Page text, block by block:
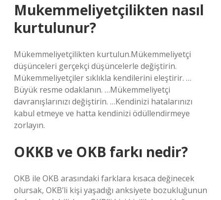
Mukemmeliyetçilikten nasıl
kurtulunur?
Mükemmeliyetçilikten kurtulun.Mükemmeliyetçi
düşünceleri gerçekçi düşüncelerle değiştirin.
Mükemmeliyetçiler sıklıkla kendilerini eleştirir. …
Büyük resme odaklanın. …Mükemmeliyetçi
davranışlarınızı değiştirin. …Kendinizi hatalarınızı
kabul etmeye ve hatta kendinizi ödüllendirmeye
zorlayın.
OKKB ve OKB farkı nedir?
OKB ile OKB arasındaki farklara kısaca değinecek
olursak, OKB’li kişi yaşadığı anksiyete bozukluğunun